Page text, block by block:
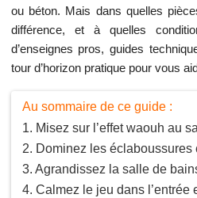
ou béton. Mais dans quelles
différence, et à quelles
d’enseignes pros, guides
tour d’horizon pratique pour vous
Au sommaire de ce guide :
Misez sur l’effet waouh au
Dominez les éclaboussures
Agrandissez la salle de
Calmez le jeu dans l’entrée